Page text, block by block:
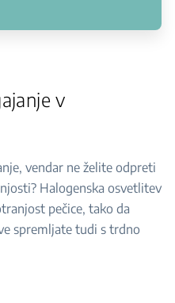
v
vendar ne želite odpreti
Halogenska osvetlitev
pečice, tako da
spremljate tudi s trdno